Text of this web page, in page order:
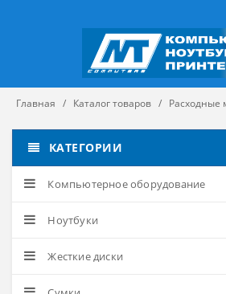
Главная Каталог товаров Расходные
КАТЕГОРИИ
Компьютерное оборудование
Ноутбуки
Жесткие диски